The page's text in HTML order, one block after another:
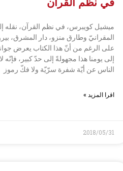
في نظم القرآن
ميشيل كويبرس، في نظم القرآن، نقله
على الرغم من أنّ هذا الكتاب يعرض
إلى يومنا هذا مجهولةً إلى حدّ كبير،
الناس عن أيّة شفرة سرّيّة ولا فكّ رموز
اقرا المزيد »
2018/05/31